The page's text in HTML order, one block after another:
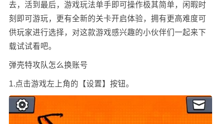
去，活到最后，游戏玩法单手即可操作极其简单，闲暇时
刻即可游玩，更有全新的关卡开启体验，拥有更高难度可
供玩家进行选择，对这款游戏感兴趣的小伙伴们一起来下
载试试看吧。
弹壳特攻队怎么换账号
1.点击游戏左上角的【设置】按钮。